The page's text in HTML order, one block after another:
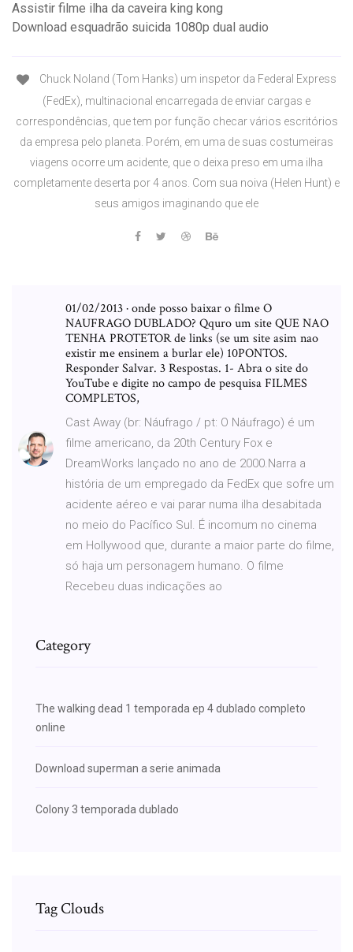
Assistir filme ilha da caveira king kong
Download esquadrão suicida 1080p dual audio
Chuck Noland (Tom Hanks) um inspetor da Federal Express
(FedEx), multinacional encarregada de enviar cargas e
correspondências, que tem por função checar vários escritórios
da empresa pelo planeta. Porém, em uma de suas costumeiras
viagens ocorre um acidente, que o deixa preso em uma ilha
completamente deserta por 4 anos. Com sua noiva (Helen Hunt) e
seus amigos imaginando que ele
01/02/2013 · onde posso baixar o filme O
NAUFRAGO DUBLADO? Qquro um site QUE NAO
TENHA PROTETOR de links (se um site asim nao
existir me ensinem a burlar ele) 10PONTOS.
Responder Salvar. 3 Respostas. 1- Abra o site do
YouTube e digite no campo de pesquisa FILMES
COMPLETOS,
Cast Away (br: Náufrago / pt: O Náufrago) é um
filme americano, da 20th Century Fox e
DreamWorks lançado no ano de 2000.Narra a
história de um empregado da FedEx que sofre um
acidente aéreo e vai parar numa ilha desabitada
no meio do Pacífico Sul. É incomum no cinema
em Hollywood que, durante a maior parte do filme,
só haja um personagem humano. O filme
Recebeu duas indicações ao
Category
The walking dead 1 temporada ep 4 dublado completo
online
Download superman a serie animada
Colony 3 temporada dublado
Tag Clouds